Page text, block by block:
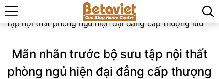
Trang chủ Tin tức & Sự kiện»Mãn nhãn trước bộ sưu
tập nội thất phòng ngủ hiện đại đẳng cấp thượng lưu
Mãn nhãn trước bộ sưu tập nội thất
phòng ngủ hiện đại đẳng cấp thượng